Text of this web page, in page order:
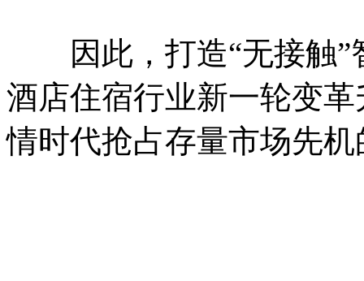
因此，打造“无接触”
酒店住宿行业新一轮变
情时代抢占存量市场先